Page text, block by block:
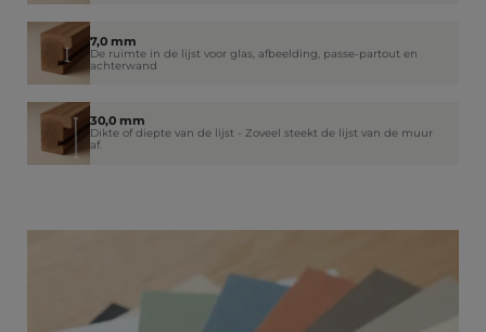
7,0 mm
De ruimte in de lijst voor glas, afbeelding, passe-partout en
achterwand
30,0 mm
Dikte of diepte van de lijst - Zoveel steekt de lijst van de muur
af.